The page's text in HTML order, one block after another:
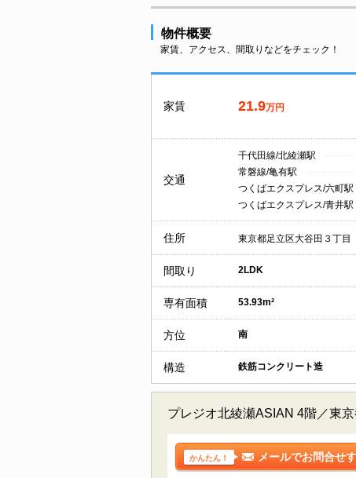
物件概要
家賃、アクセス、間取りなどをチェック！
家賃 21.9万円
交通
千代田線/北綾瀬駅
常磐線/亀有駅
つくばエクスプレス/六町駅
つくばエクスプレス/青井駅
住所 東京都足立区大谷田３丁目
間取り 2LDK
専有面積 53.93m²
方位 南
構造 鉄筋コンクリート造
プレジオ北綾瀬ASIAN 4階／東
かんたん！ メールでお問合せ